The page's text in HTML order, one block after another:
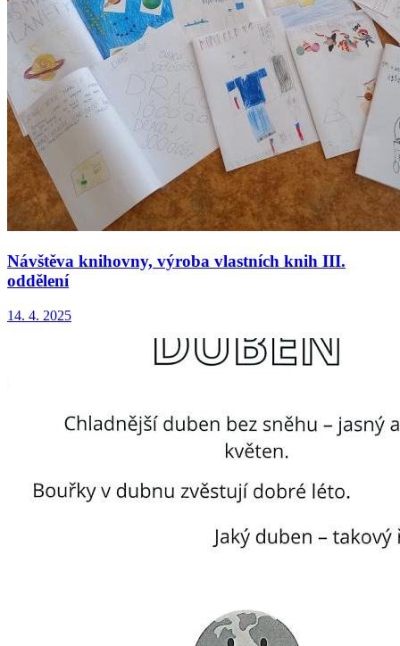
Návštěva knihovny, výroba vlastních knih III.
oddělení
14. 4. 2025